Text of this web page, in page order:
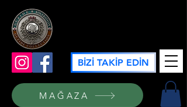
BİZİ TAKİP EDİN
MAĞAZA